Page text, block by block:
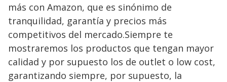
más con Amazon, que es sinónimo de
tranquilidad, garantía y precios más
competitivos del mercado.Siempre te
mostraremos los productos que tengan mayor
calidad y por supuesto los de outlet o low cost,
garantizando siempre, por supuesto, la